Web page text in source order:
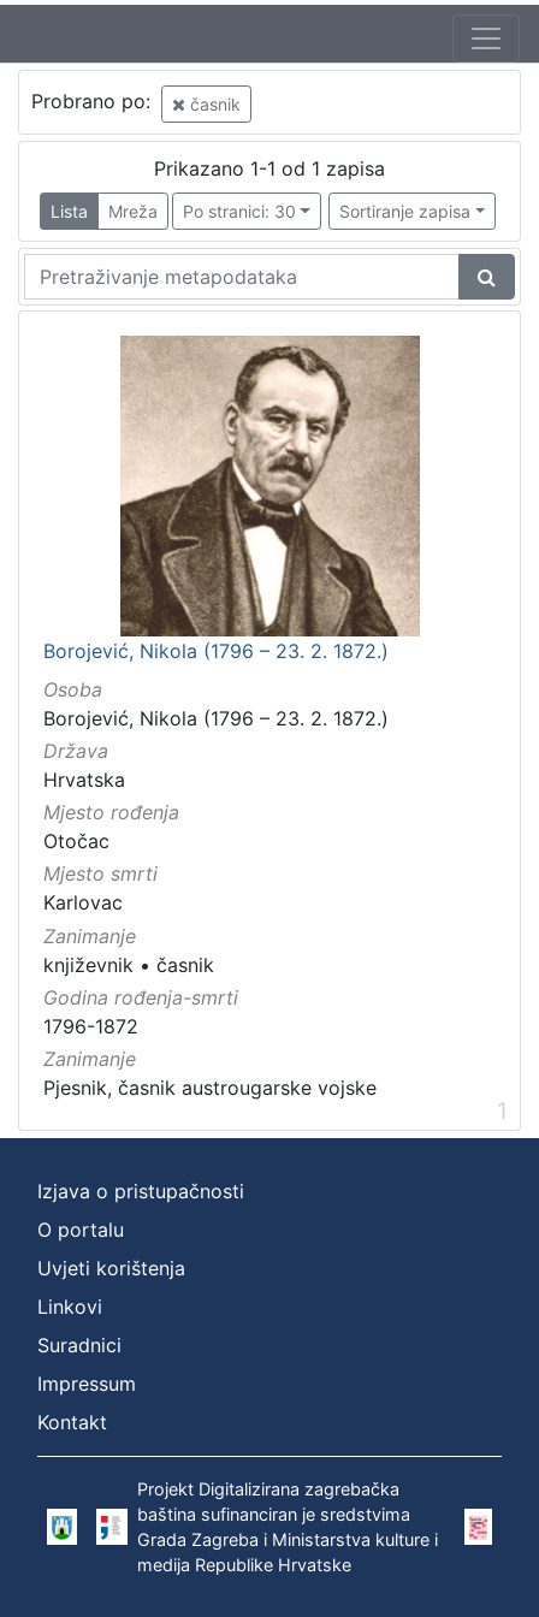
Probrano po: časnik
Prikazano 1-1 od 1 zapisa
Lista Mreža Po stranici: 30 Sortiranje zapisa
Borojević, Nikola (1796 – 23. 2. 1872.)
Osoba
Borojević, Nikola (1796 – 23. 2. 1872.)
Država
Hrvatska
Mjesto rođenja
Otočac
Mjesto smrti
Karlovac
Zanimanje
književnik • časnik
Godina rođenja-smrti
1796-1872
Zanimanje
Pjesnik, časnik austrougarske vojske
1
Izjava o pristupačnosti
O portalu
Uvjeti korištenja
Linkovi
Suradnici
Impressum
Kontakt
Projekt Digitalizirana zagrebačka
baština sufinanciran je sredstvima
Grada Zagreba i Ministarstva kulture i
medija Republike Hrvatske